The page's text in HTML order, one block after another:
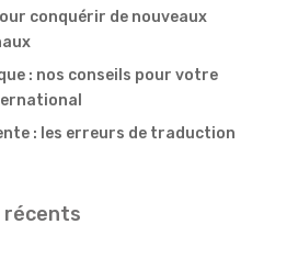
conquérir de nouveaux
: nos conseils pour votre
: les erreurs de traduction
récents